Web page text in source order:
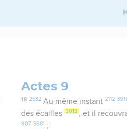
Actes 9
18 2532Au même instant 2112
des écailles 3013 , et il
907 5681 ;